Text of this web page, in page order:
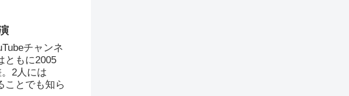
チャンネ
ともに2005
2人には
ことでも知ら